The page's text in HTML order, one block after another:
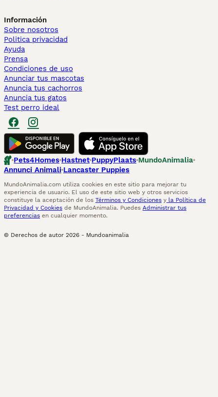
Información
Sobre nosotros
Politica privacidad
Ayuda
Prensa
Condiciones de uso
Anunciar tus mascotas
Anuncia tus cachorros
Anuncia tus gatos
Test perro ideal
Pets4Homes Hastnet PuppyPlaats MundoAnimalia
Annunci Animali Lancaster Puppies
MundoAnimalia.com utiliza cookies en este sitio para mejorar tu
experiencia de usuario. El uso de este sitio web y otros servicios
constituye la aceptación de los Términos y Condiciones y la Política de
Privacidad y Cookies de MundoAnimalia. Puedes Administrar tus
preferencias en cualquier momento.
© Derechos de autor 2026 - Mundoanimalia